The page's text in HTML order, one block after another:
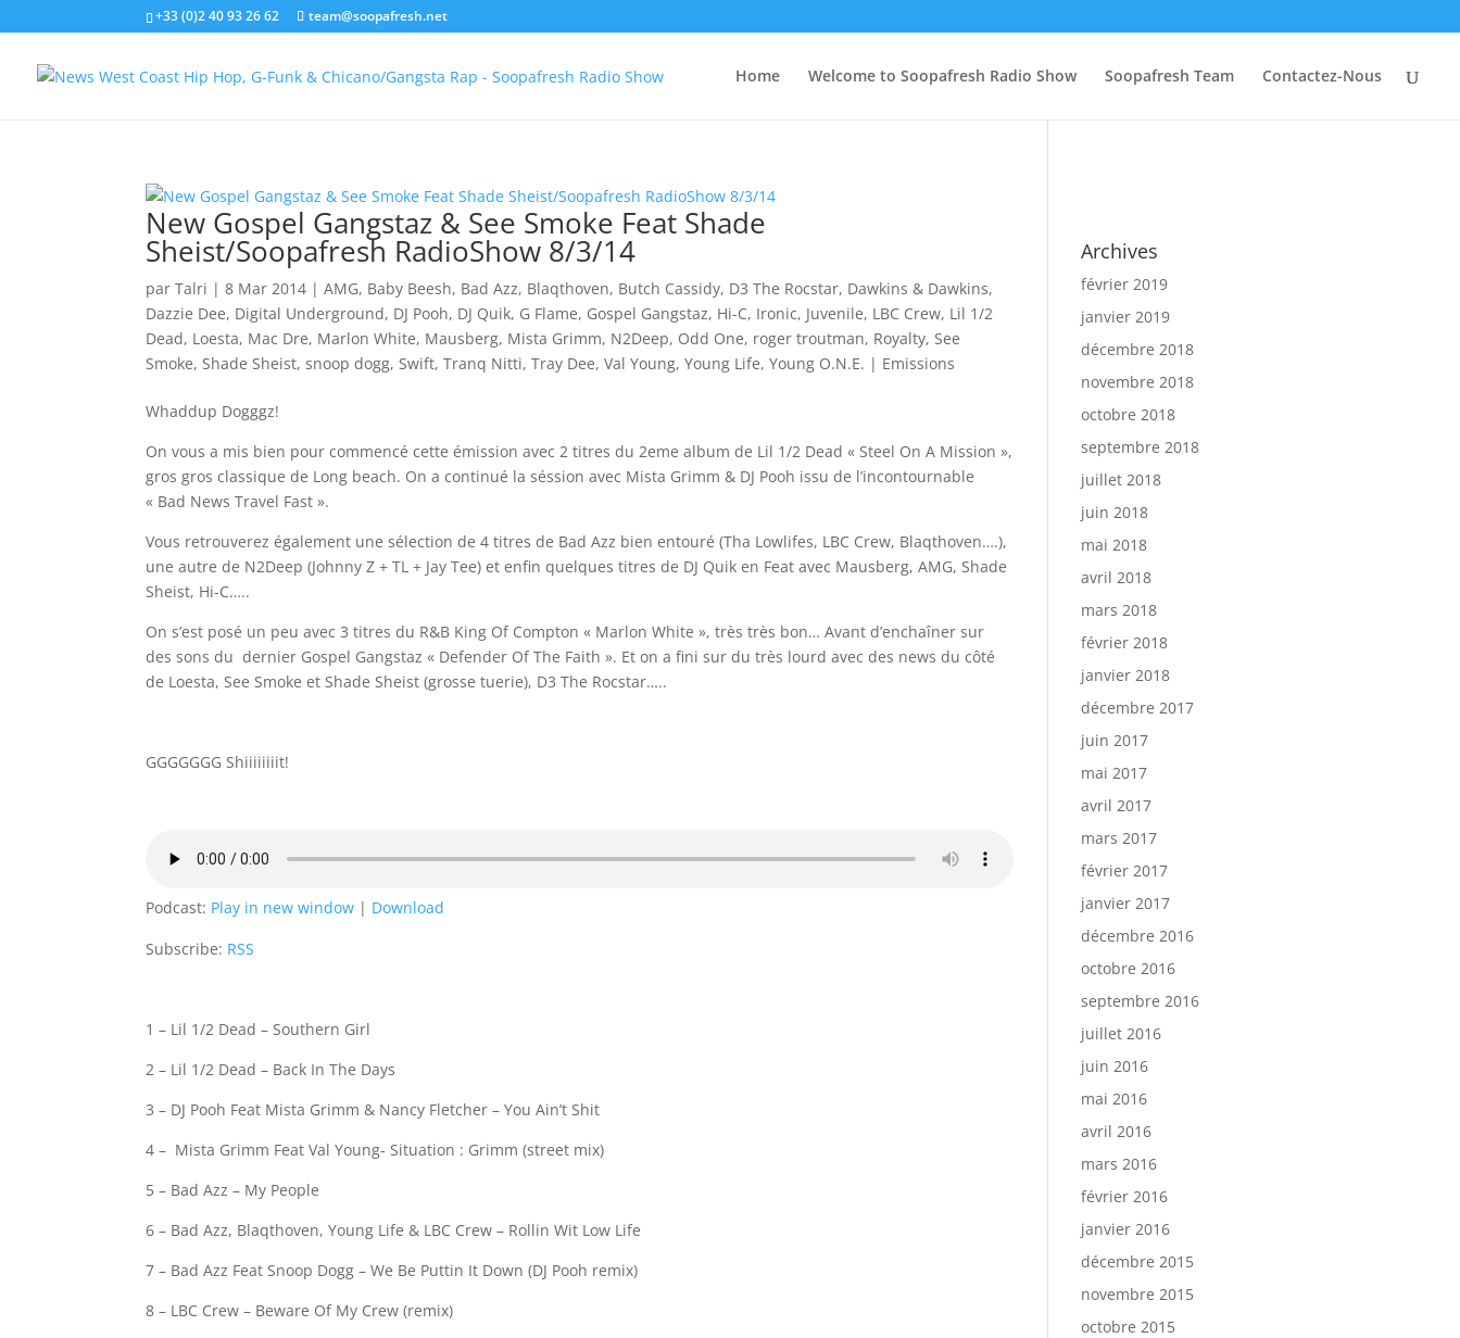
+33 (0)2 40 93 26 62 team@soopafresh.net
Home Welcome to Soopafresh Radio Show Soopafresh Team Contactez-Nous
New Gospel Gangstaz & See Smoke Feat Shade
Sheist/Soopafresh RadioShow 8/3/14
parTalri |8 Mar 2014 |AMG, Baby Beesh, Bad Azz, Blaqthoven, Butch Cassidy, D3 The Rocstar, Dawkins & Dawkins,
Dazzie Dee, Digital Underground, DJ Pooh, DJ Quik, G Flame, Gospel Gangstaz, Hi-C, Ironic, Juvenile, LBC Crew, Lil 1/2
Dead, Loesta, Mac Dre, Marlon White, Mausberg, Mista Grimm, N2Deep, Odd One, roger troutman, Royalty,See
Smoke,Shade Sheist,snoop dogg,Swift,Tranq Nitti,Tray Dee,Val Young,Young Life,Young O.N.E. | Emissions
Whaddup Dogggz!
On vous a mis bien pour commencé cette émission avec 2 titres du 2eme album de Lil 1/2 Dead « Steel On A Mission »,
gros gros classique de Long beach. On a continué la séssion avec Mista Grimm & DJ Pooh issu de l’incontournable
« Bad News Travel Fast ».
Vous retrouverez également une sélection de 4 titres de Bad Azz bien entouré (Tha Lowlifes, LBC Crew, Blaqthoven….),
une autre de N2Deep (Johnny Z + TL + Jay Tee) et enfin quelques titres de DJ Quik en Feat avec Mausberg, AMG, Shade
Sheist, Hi-C…..
On s’est posé un peu avec 3 titres du R&B King Of Compton « Marlon White », très très bon… Avant d’enchaîner sur
des sons du dernier Gospel Gangstaz « Defender Of The Faith ». Et on a fini sur du très lourd avec des news du côté
de Loesta, See Smoke et Shade Sheist (grosse tuerie), D3 The Rocstar…..
GGGGGGG Shiiiiiiiit!
Podcast: Play in new window | Download
Subscribe: RSS
1 – Lil 1/2 Dead – Southern Girl
2 – Lil 1/2 Dead – Back In The Days
3 – DJ Pooh Feat Mista Grimm & Nancy Fletcher – You Ain’t Shit
4 – Mista Grimm Feat Val Young- Situation : Grimm (street mix)
5 – Bad Azz – My People
6 – Bad Azz, Blaqthoven, Young Life & LBC Crew – Rollin Wit Low Life
7 – Bad Azz Feat Snoop Dogg – We Be Puttin It Down (DJ Pooh remix)
8 – LBC Crew – Beware Of My Crew (remix)
Archives
février 2019
janvier 2019
décembre 2018
novembre 2018
octobre 2018
septembre 2018
juillet 2018
juin 2018
mai 2018
avril 2018
mars 2018
février 2018
janvier 2018
décembre 2017
juin 2017
mai 2017
avril 2017
mars 2017
février 2017
janvier 2017
décembre 2016
octobre 2016
septembre 2016
juillet 2016
juin 2016
mai 2016
avril 2016
mars 2016
février 2016
janvier 2016
décembre 2015
novembre 2015
octobre 2015